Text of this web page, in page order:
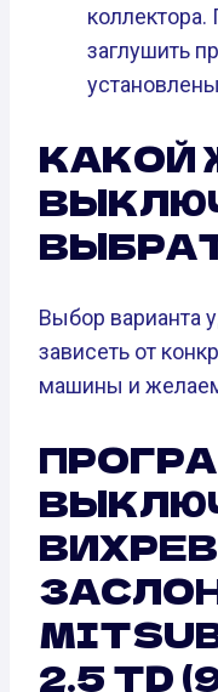
заглушить
КАКОЙ
Выбор варианта
зависеть от
машины и
2.5 TD